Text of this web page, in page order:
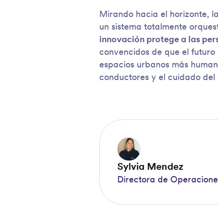
Mirando hacia el horizonte,
un sistema totalmente
innovación protege a las
convencidos de que el
espacios urbanos más
conductores y el cuidado del
Sylvia Mendez
Directora de